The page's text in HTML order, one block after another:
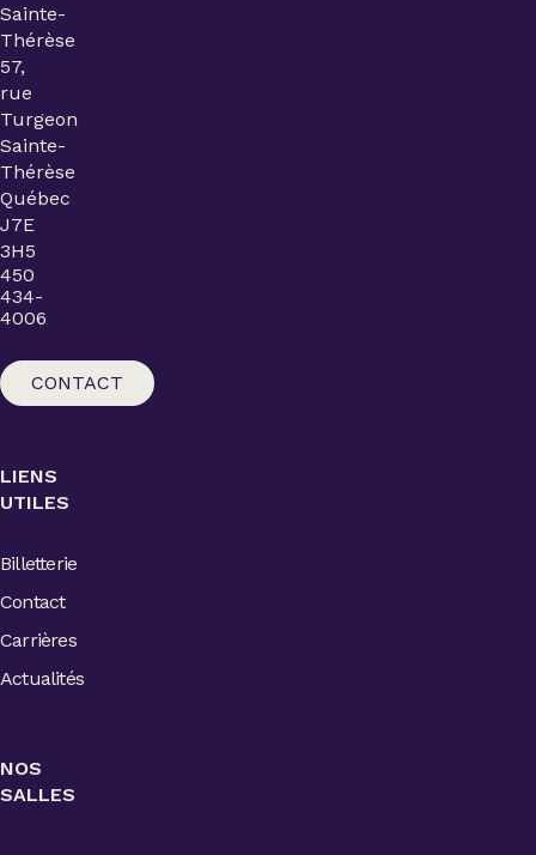
Sainte-
Thérèse
57,
rue
Turgeon
Sainte-
Thérèse
Québec
J7E
3H5
450
434-
4006
CONTACT
LIENS
UTILES
Billetterie
Contact
Carrières
Actualités
NOS
SALLES